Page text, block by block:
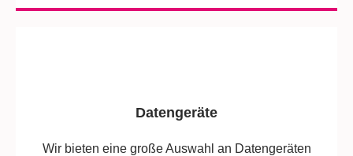
Datengeräte
Wir bieten eine große Auswahl an Datengeräten